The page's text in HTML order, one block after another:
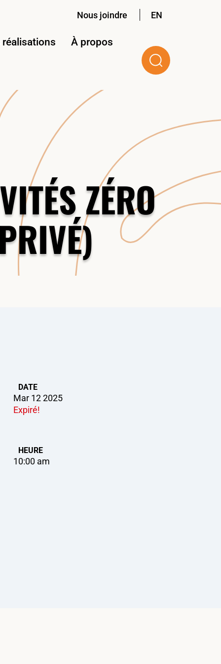
Nous joindre EN
réalisations À propos
ZÉRO
DATE
Mar 12 2025
Expiré!
HEURE
10:00 am